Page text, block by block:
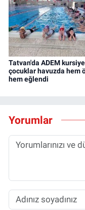
Tatvan'da ADEM
çocuklar havuzda hem
hem eğlendi
Yorumlar